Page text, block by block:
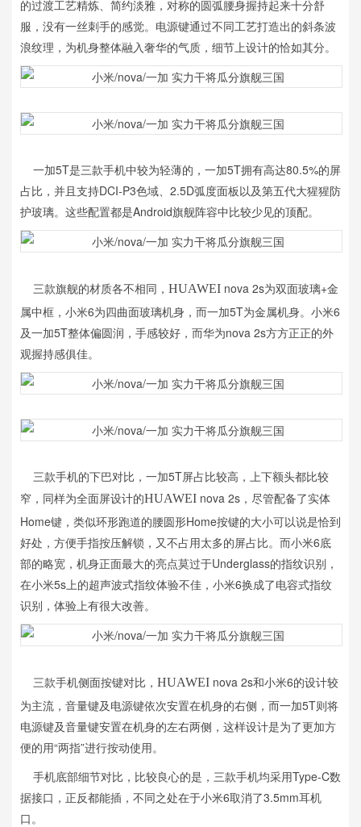
的过渡工艺精炼、简约淡雅，对称的圆弧腰身握持起来十分舒
服，没有一丝刺手的感觉。电源键通过不同工艺打造出的斜条波
浪纹理，为机身整体融入奢华的气质，细节上设计的恰如其分。
一加5T是三款手机中较为轻薄的，一加5T拥有高达80.5%的屏
占比，并且支持DCI-P3色域、2.5D弧度面板以及第五代大猩猩防
护玻璃。这些配置都是Android旗舰阵容中比较少见的顶配。
三款旗舰的材质各不相同， HUAWEI nova 2s为双面玻璃+金
属中框，小米6为四曲面玻璃机身，而一加5T为金属机身。小米6
及一加5T整体偏圆润，手感较好，而华为nova 2s方方正正的外
观握持感俱佳。
三款手机的下巴对比，一加5T屏占比较高，上下额头都比较
窄，同样为全面屏设计的HUAWEI nova 2s，尽管配备了实体
Home键，类似环形跑道的腰圆形Home按键的大小可以说是恰到
好处，方便手指按压解锁，又不占用太多的屏占比。而小米6底
部的略宽，机身正面最大的亮点莫过于Underglass的指纹识别，
在小米5s上的超声波式指纹体验不佳，小米6换成了电容式指纹
识别，体验上有很大改善。
三款手机侧面按键对比， HUAWEI nova 2s和小米6的设计较
为主流，音量键及电源键依次安置在机身的右侧，而一加5T则将
电源键及音量键安置在机身的左右两侧，这样设计是为了更加方
便的用“两指”进行按动使用。
手机底部细节对比，比较良心的是，三款手机均采用Type-C数
据接口，正反都能插，不同之处在于小米6取消了3.5mm耳机
口。